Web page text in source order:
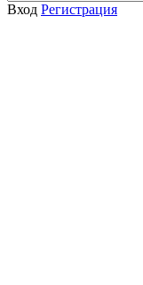
Вход Регистрация